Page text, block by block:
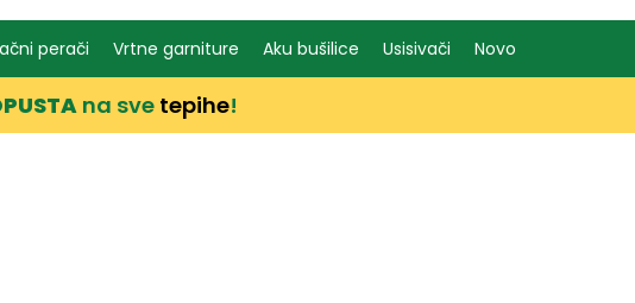
perači Vrtne garniture Aku bušilice Usisivači Novo
na sve tepihe!